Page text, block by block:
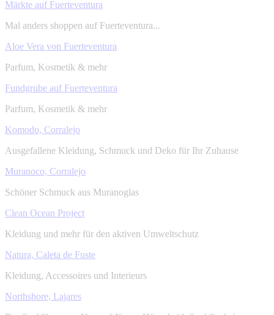
Märkte auf Fuerteventura
Mal anders shoppen auf Fuerteventura...
Aloe Vera von Fuerteventura
Parfum, Kosmetik & mehr
Fundgrube auf Fuerteventura
Parfum, Kosmetik & mehr
Komodo, Corralejo
Ausgefallene Kleidung, Schmuck und Deko für Ihr Zuhause
Muranoco, Corralejo
Schöner Schmuck aus Muranoglas
Clean Ocean Project
Kleidung und mehr für den aktiven Umweltschutz
Natura, Caleta de Fuste
Kleidung, Accessoires und Interieurs
Northshore, Lajares